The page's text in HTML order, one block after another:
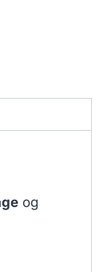
og